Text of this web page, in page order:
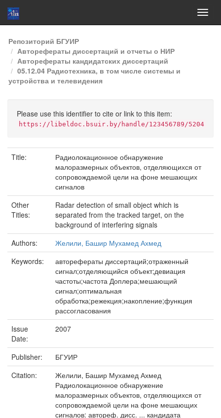
Skip
navigation
Репозиторий БГУИР
Авторефераты диссертаций и отчеты о НИР
Авторефераты кандидатских диссертаций
05.12.04 Радиотехника, в том числе системы и
устройства и телевидения
Please use this identifier to cite or link to this item:
https://libeldoc.bsuir.by/handle/123456789/5204
Title:
Радиолокационное обнаружение
малоразмерных объектов, отделяющихся от
сопровождаемой цели на фоне мешающих
сигналов
Other
Titles:
Radar detection of small object which is
separated from the tracked target, on the
background of interfering signals
Authors:
Желили, Башир Мухамед Ахмед
Keywords:
авторефераты диссертаций;отраженный
сигнал;отделяющийся объект;девиация
частоты;частота Доплера;мешающий
сигнал;оптимальная
обработка;режекция;накопление;функция
рассогласования
Issue
Date:
2007
Publisher:
БГУИР
Citation:
Желили, Башир Мухамед Ахмед
Радиолокационное обнаружение
малоразмерных объектов, отделяющихся от
сопровождаемой цели на фоне мешающих
сигналов: автореф. дисс. ... кандидата